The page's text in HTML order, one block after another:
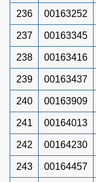
236 00163252
237 00163345
238 00163416
239 00163437
240 00163909
241 00164013
242 00164230
243 00164457